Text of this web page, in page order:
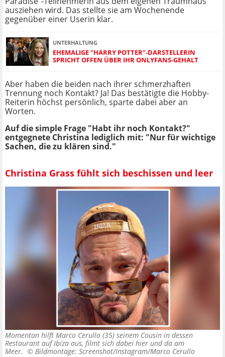
ausziehen wird. Das stellte sie am Wochenende
gegenüber einer Userin klar.
UNTERHALTUNG
EHEMALIGE "HARRY POTTER"-DARSTELLERIN
SPRICHT OFFEN ÜBER IHR ONLYFANS-GEHALT
Aber haben die beiden nach ihrer schmerzhaften
Trennung noch Kontakt? Ja! Das bestätigte die Hobby-
Reiterin höchst persönlich, sparte dabei aber an
Worten.
Auf die simple Frage "Habt ihr noch Kontakt?"
entgegnete Christina lediglich mit: "Nur für wichtige
Sachen, die zu klären sind."
Christina Grass fühlt sich beschissen und leer
Momentan hilft Marco Cerullo (35) seinem Cousin in dessen
Restaurant auf Ibiza aus, filmt sich dabei hier und da am
Meer. © Bildmontage: Screenshot/Instagram/Marco Cerullo